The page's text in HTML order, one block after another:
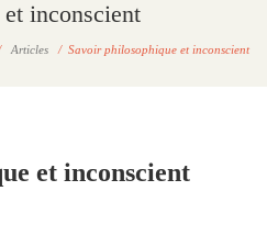
inconscient
Articles / Savoir philosophique et inconscient
et inconscient